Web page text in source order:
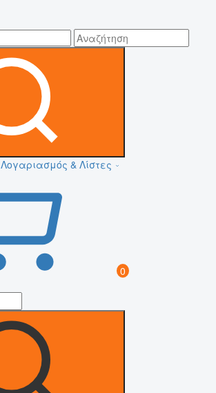
Λογαριασμός & Λίστες
0